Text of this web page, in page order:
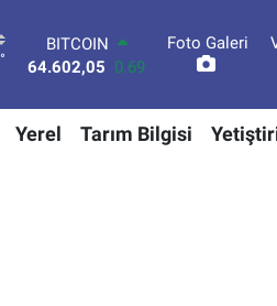
°
DOLAR
47,5986
0.06
55,0700 0.1
STERLİN
Foto Galeri
Yerel Tarım Bilgisi